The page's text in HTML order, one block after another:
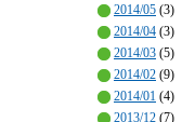
2014/05 (3)
2014/04 (3)
2014/03 (5)
2014/02 (9)
2014/01 (4)
2013/12 (7)